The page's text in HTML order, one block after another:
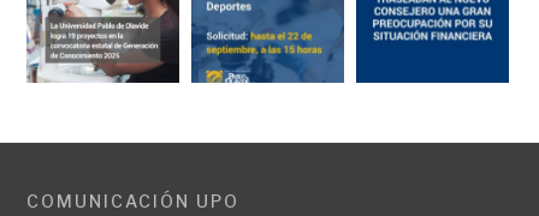
COMUNICACIÓN UPO